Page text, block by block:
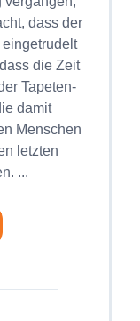
dass der
die Zeit
Tapeten-
damit
Menschen
letzten
...